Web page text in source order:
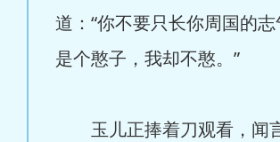
道：“你不要只长你周国的
是个憨子，我却不憨。”
玉儿正捧着刀观看，闻言